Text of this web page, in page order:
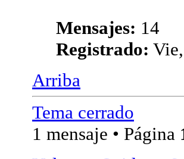
Mensajes: 14
Registrado:
Arriba
Tema cerrado
1 mensaje • Página